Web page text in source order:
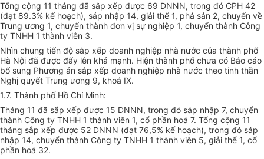
Tổng cộng 11 tháng đã sắp xếp được 69 DNNN, trong đó CPH 42
(đạt 89.3% kế hoạch), sáp nhập 14, giải thể 1, phá sản 2, chuyển về
Trung ương 1, chuyển thành đơn vị sự nghiệp 1, chuyển thành Công
ty TNHH 1 thành viên 3.
Nhìn chung tiến độ sắp xếp doanh nghiệp nhà nước của thành phố
Hà Nội đã được đẩy lên khá mạnh. Hiện thành phố chưa có Báo cáo
bổ sung Phương án sắp xếp doanh nghiệp nhà nước theo tinh thần
Nghị quyết Trung ương 9, khoá IX.
1.7. Thành phố Hồ Chí Minh:
Tháng 11 đã sắp xếp được 15 DNNN, trong đó sáp nhập 7, chuyển
thành Công ty TNHH 1 thành viên 1, cổ phần hoá 7. Tổng cộng 11
tháng sắp xếp được 52 DNNN (đạt 76,5% kế hoạch), trong đó sáp
nhập 14, chuyển thành Công ty TNHH 1 thành viên 5, giải thể 1, cổ
phần hoá 32.